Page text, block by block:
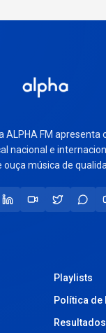
ALPHA FM apresenta
nacional e
ouça música de
Playlists
Política de